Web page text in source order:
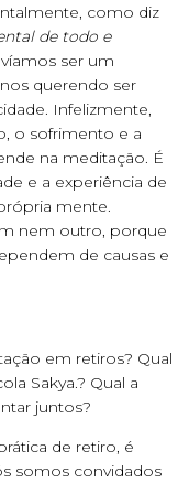
como diz
de todo e
ser um
querendo ser
Infelizmente,
o sofrimento e a
na meditação. É
e a experiência de
mente.
nem outro, porque
de causas e
em retiros? Qual
Sakya.? Qual a
juntos?
de retiro, é
somos convidados